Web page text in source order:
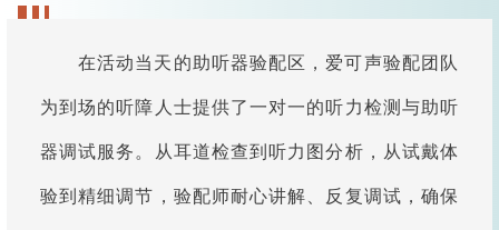
在活动当天的助听器验配区，爱可声验配团队
为到场的听障人士提供了一对一的听力检测与助听
器调试服务。从耳道检查到听力图分析，从试戴体
验到精细调节，验配师耐心讲解、反复调试，确保